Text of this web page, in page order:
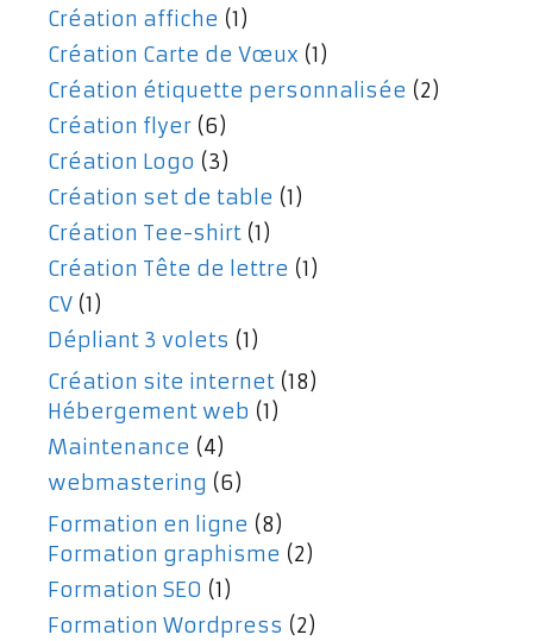
Création affiche (1)
Création Carte de Vœux (1)
Création étiquette personnalisée (2)
Création flyer (6)
Création Logo (3)
Création set de table (1)
Création Tee-shirt (1)
Création Tête de lettre (1)
CV (1)
Dépliant 3 volets (1)
Création site internet (18)
Hébergement web (1)
Maintenance (4)
webmastering (6)
Formation en ligne (8)
Formation graphisme (2)
Formation SEO (1)
Formation Wordpress (2)